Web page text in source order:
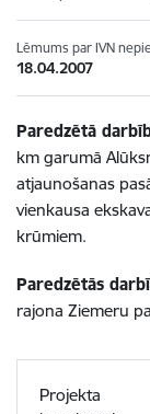
Lēmums par IVN
18.04.2007
Paredzētā
km garumā
atjaunošanas
vienkausa
krūmiem.
Paredzētās
rajona Ziemeru
Projekta